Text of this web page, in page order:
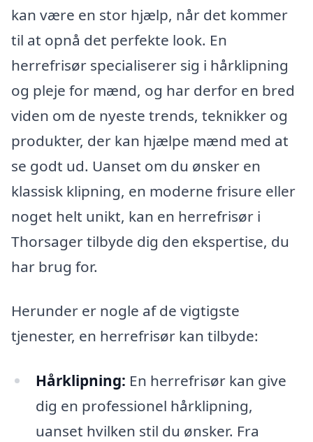
kan være en stor hjælp, når det kommer
til at opnå det perfekte look. En
herrefrisør specialiserer sig i hårklipning
og pleje for mænd, og har derfor en bred
viden om de nyeste trends, teknikker og
produkter, der kan hjælpe mænd med at
se godt ud. Uanset om du ønsker en
klassisk klipning, en moderne frisure eller
noget helt unikt, kan en herrefrisør i
Thorsager tilbyde dig den ekspertise, du
har brug for.
Herunder er nogle af de vigtigste
tjenester, en herrefrisør kan tilbyde:
Hårklipning: En herrefrisør kan give
dig en professionel hårklipning,
uanset hvilken stil du ønsker. Fra